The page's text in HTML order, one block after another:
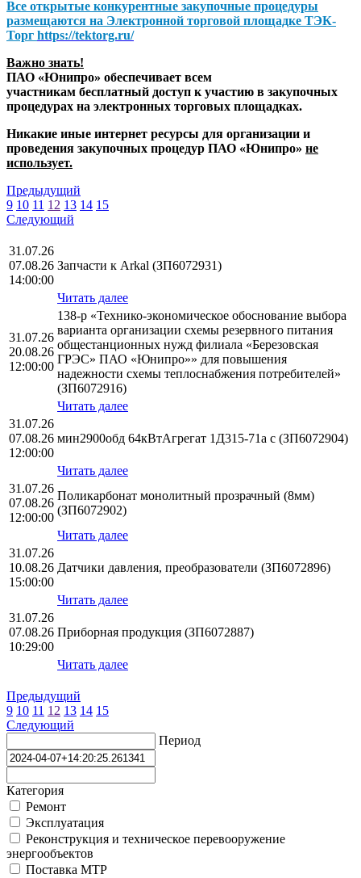
Все открытые конкурентные закупочные процедуры
размещаются на Электронной торговой площадке ТЭК-
Торг https://tektorg.ru/
Важно знать!
ПАО «Юнипро» обеспечивает всем
участникам бесплатный доступ к участию в закупочных
процедурах на электронных торговых площадках.
Никакие иные интернет ресурсы для организации и
проведения закупочных процедур ПАО «Юнипро» не
использует.
Предыдущий
9 10 11 12 13 14 15
Следующий
31.07.26
07.08.26
14:00:00
Запчасти к Arkal (ЗП6072931)
Читать далее
31.07.26
20.08.26
12:00:00
138-р «Технико-экономическое обоснование выбора
варианта организации схемы резервного питания
общестанционных нужд филиала «Березовская
ГРЭС» ПАО «Юнипро»» для повышения
надежности схемы теплоснабжения потребителей»
(ЗП6072916)
Читать далее
31.07.26
07.08.26
12:00:00
мин2900обд 64кВтАгрегат 1Д315-71а с (ЗП6072904)
Читать далее
31.07.26
07.08.26
12:00:00
Поликарбонат монолитный прозрачный (8мм)
(ЗП6072902)
Читать далее
31.07.26
10.08.26
15:00:00
Датчики давления, преобразователи (ЗП6072896)
Читать далее
31.07.26
07.08.26
10:29:00
Приборная продукция (ЗП6072887)
Читать далее
Предыдущий
9 10 11 12 13 14 15
Следующий
Период
Категория
Ремонт
Эксплуатация
Реконструкция и техническое перевооружение
энергообъектов
Поставка МТР